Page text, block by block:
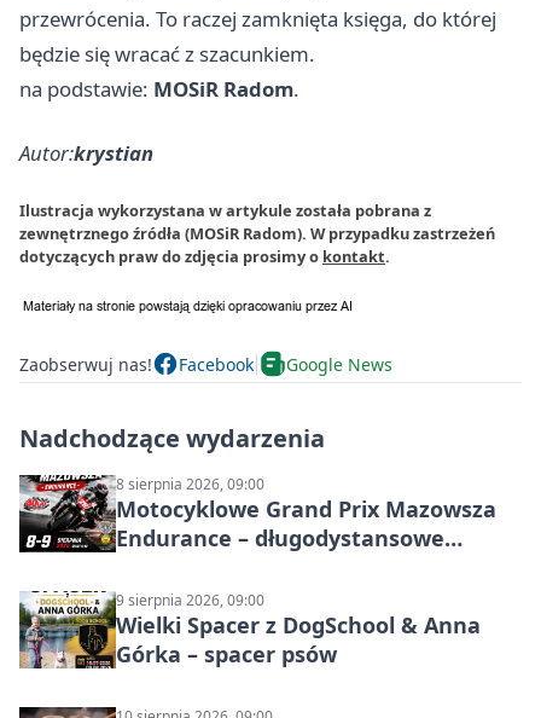
przewrócenia. To raczej zamknięta księga, do której
będzie się wracać z szacunkiem.
na podstawie: MOSiR Radom.
Autor:krystian
Ilustracja wykorzystana w artykule została pobrana z
zewnętrznego źródła (MOSiR Radom). W przypadku zastrzeżeń
dotyczących praw do zdjęcia prosimy o kontakt.
Zaobserwuj nas! Facebook Google News
Nadchodzące wydarzenia
8 sierpnia 2026, 09:00
Motocyklowe Grand Prix Mazowsza
Endurance – długodystansowe
9 sierpnia 2026, 09:00
Wielki Spacer z DogSchool & Anna
Górka – spacer psów